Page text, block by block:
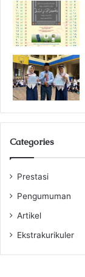
Categories
Prestasi
Pengumuman
Artikel
Ekstrakurikuler